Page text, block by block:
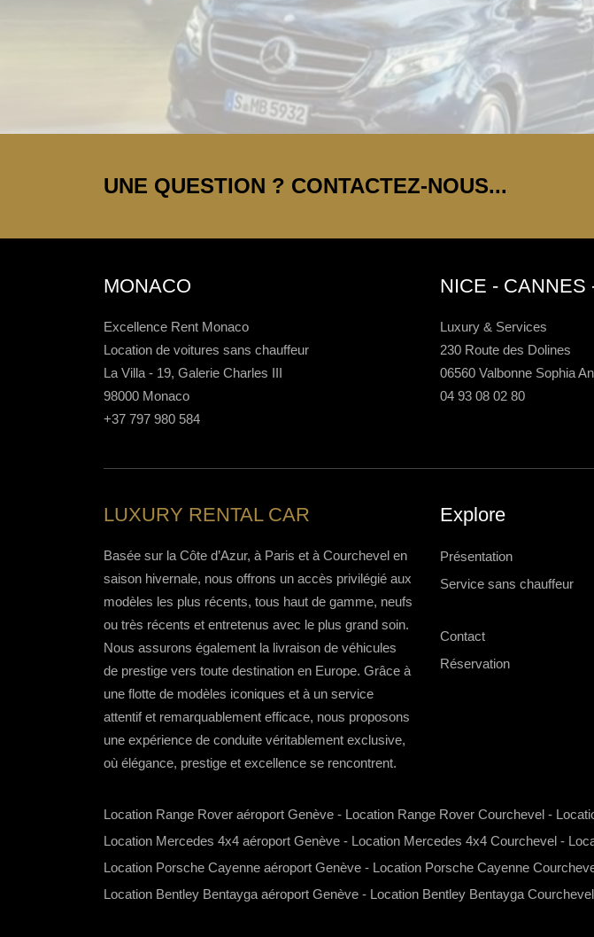
UNE QUESTION ? CONTACTEZ-NOUS...
MONACO
Excellence Rent Monaco
Location de voitures sans chauffeur
La Villa - 19, Galerie Charles III
98000 Monaco
+37 797 980 584
NICE - CANNES
Luxury & Services
230 Route des Dolines
06560 Valbonne Sophia
04 93 08 02 80
LUXURY RENTAL CAR
Basée sur la Côte d’Azur, à Paris et à Courchevel en
saison hivernale, nous offrons un accès privilégié aux
modèles les plus récents, tous haut de gamme, neufs
ou très récents et entretenus avec le plus grand soin.
Nous assurons également la livraison de véhicules
de prestige vers toute destination en Europe. Grâce à
une flotte de modèles iconiques et à un service
attentif et remarquablement efficace, nous proposons
une expérience de conduite véritablement exclusive,
où élégance, prestige et excellence se rencontrent.
Explore
Présentation
Service sans chauffeur
Contact
Réservation
Location Range Rover aéroport Genève - Location Range Rover Courchevel -
Location Mercedes 4x4 aéroport Genève - Location Mercedes 4x4 Courchevel -
Location Porsche Cayenne aéroport Genève - Location Porsche Cayenne
Location Bentley Bentayga aéroport Genève - Location Bentley Bentayga Courchevel